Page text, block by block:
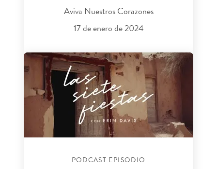
Aviva Nuestros Corazones
17 de enero de 2024
PODCAST EPISODIO